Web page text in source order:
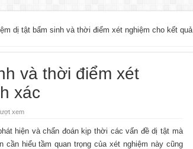
dị tật bẩm sinh và thời điểm xét nghiệm cho kết quả
và thời điểm xét
xác
xem
hiện và chẩn đoán kịp thời các vấn đề dị tật mà
hiểu tầm quan trọng của xét nghiệm này cũng